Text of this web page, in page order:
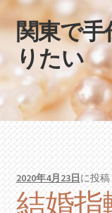
ナ
ビ
ゲ
ー
シ
ョ
ン
へ
ス
キ
ッ
コ
ン
テ
ン
ツ
へ
ス
キ
ッ
プ
関東で手
りたい
ホーム
2020年4月23日に投稿
結婚指